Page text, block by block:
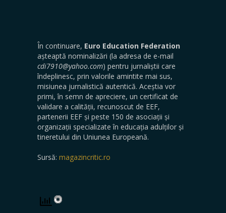
În continuare, Euro Education Federation
așteaptă nominalizări (la adresa de e-mail
cdi7910@yahoo.com) pentru jurnaliștii care
îndeplinesc, prin valorile amintite mai sus,
misiunea jurnalistică autentică. Aceștia vor
primi, în semn de apreciere, un certificat de
validare a calității, recunoscut de EEF,
partenerii EEF și peste 150 de asociații și
organizații specializate în educația adulților și
tineretului din Uniunea Europeană.
Sursă: magazincritic.ro